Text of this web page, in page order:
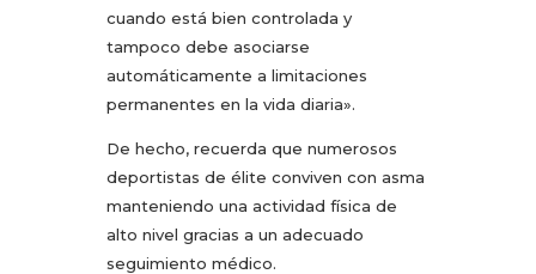
cuando está bien controlada y
tampoco debe asociarse
automáticamente a limitaciones
permanentes en la vida diaria».
De hecho, recuerda que numerosos
deportistas de élite conviven con asma
manteniendo una actividad física de
alto nivel gracias a un adecuado
seguimiento médico.